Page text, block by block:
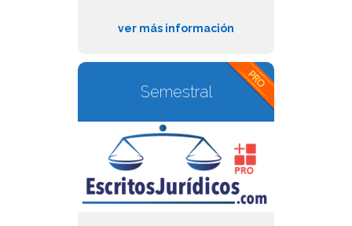
ver más información
Semestral